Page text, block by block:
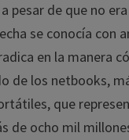
pesar de que no
se conocía con
en la manera
de los netbooks,
que
de ocho mil